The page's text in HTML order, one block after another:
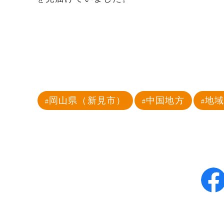
岡山県（新見市） 中国地方 地